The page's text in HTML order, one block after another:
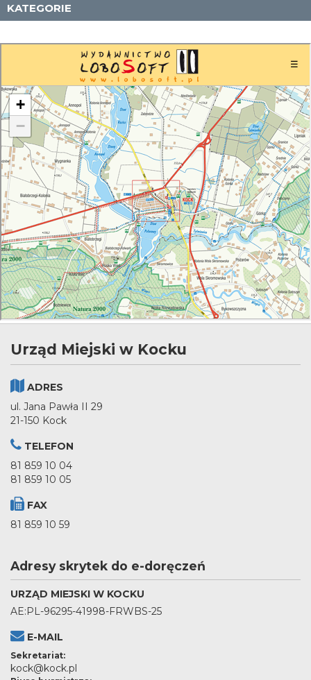
KATEGORIE
Urząd Miejski w Kocku
ADRES
ul. Jana Pawła II 29
21-150 Kock
TELEFON
81 859 10 04
81 859 10 05
FAX
81 859 10 59
Adresy skrytek do e-doręczeń
URZĄD MIEJSKI W KOCKU
AE:PL-96295-41998-FRWBS-25
E-MAIL
Sekretariat:
kock@kock.pl